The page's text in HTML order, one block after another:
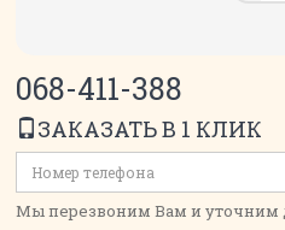
068-411-388
ЗАКАЗАТЬ В 1 КЛИК
Мы перезвоним Вам и уточним